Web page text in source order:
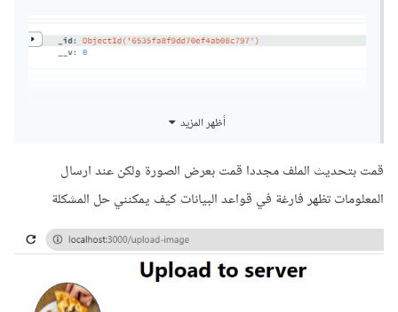
أظهر المزيد
قمت بتحديث الملف مجددا قمت بعرض الصورة ولكن عند ارسال
المعلومات تظهر فارغة في قواعد البيانات كيف يمكنني حل المشكلة